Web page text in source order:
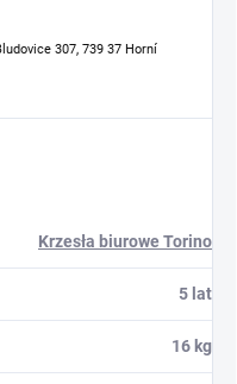
307, 739 37 Horní
Krzesła biurowe Torino
5 lat
16 kg